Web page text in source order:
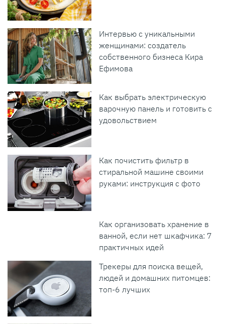
Интервью с уникальными
женщинами: создатель
собственного бизнеса Кира
Ефимова
Как выбрать электрическую
варочную панель и готовить с
удовольствием
Как почистить фильтр в
стиральной машине своими
руками: инструкция с фото
Как организовать хранение в
ванной, если нет шкафчика: 7
практичных идей
Трекеры для поиска вещей,
людей и домашних питомцев:
топ-6 лучших